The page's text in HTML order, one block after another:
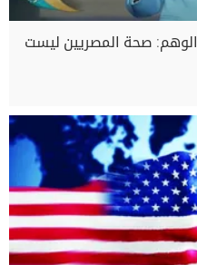
الوهم: صحة المصريين ليست